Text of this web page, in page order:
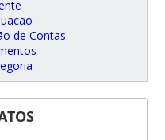
de Contas